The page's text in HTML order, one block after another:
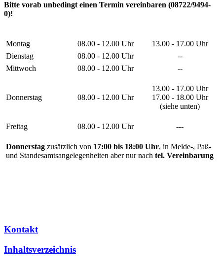
Bitte vorab unbedingt einen Termin vereinbaren (08722/9494-
0)!
Montag 08.00 - 12.00 Uhr
13.00 - 17.00 Uhr
Dienstag
08.00 - 12.00 Uhr
--
Mittwoch
08.00 - 12.00 Uhr --
Donnerstag 08.00 - 12.00 Uhr
13.00 - 17.00 Uhr
17.00 - 18.00 Uhr
(siehe unten)
Freitag 08.00 - 12.00 Uhr ---
Donnerstag zusätzlich von 17:00 bis 18:00 Uhr, in Melde-, Paß-
und Standesamtsangelegenheiten aber nur nach tel. Vereinbarung
Kontakt
Inhaltsverzeichnis